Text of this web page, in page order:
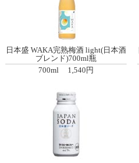
日本盛 WAKA完熟梅酒 light(日本酒
ブレンド)700ml瓶
700ml
1,540円